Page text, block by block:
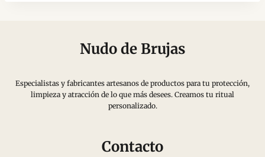
Nudo de Brujas
Especialistas y fabricantes artesanos de productos para tu protección,
limpieza y atracción de lo que más desees. Creamos tu ritual
personalizado.
Contacto